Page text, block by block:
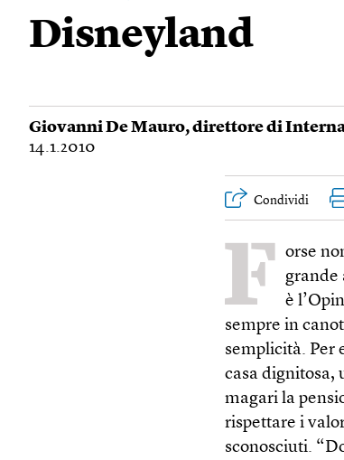
Disneyland
Giovanni De Mauro, direttore di
14.1.2010
Condividi
F orse
grande
è
sempre in
semplicità. Per
casa dignitosa,
magari la
rispettare i
sconosciuti.